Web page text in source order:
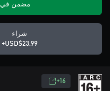
مضمن في Premium
شراء
USD$23.99+
16+